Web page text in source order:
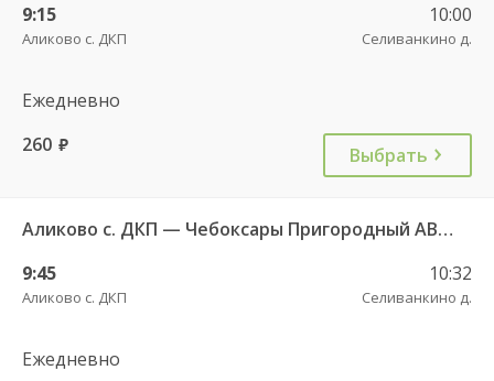
9:15
Аликово с. ДКП
10:00
Селиванкино д.
Ежедневно
260 руб. Выбрать
Аликово с. ДКП — Чебоксары Пригородный АВ 520
9:45
Аликово с. ДКП
10:32
Селиванкино д.
Ежедневно